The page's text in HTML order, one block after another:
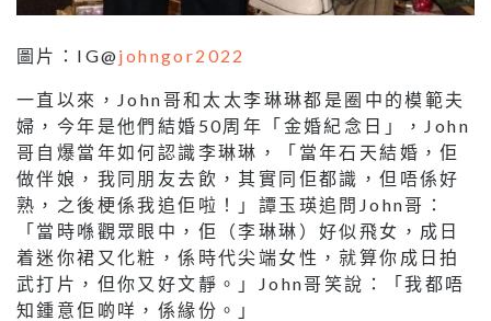
圖片：IG@ johngor2022
一直以來，John哥和太太李琳琳都是圈中的模範夫
婦，今年是他們結婚50周年「金婚紀念日」，John
哥自爆當年如何認識李琳琳，「當年石天結婚，佢
做伴娘，我同朋友去飲，其實同佢都識，但唔係好
熟，之後梗係我追佢啦！」譚玉瑛追問John哥：
「當時喺觀眾眼中，佢（李琳琳）好似飛女，成日
着迷你裙又化粧，係時代尖端女性，就算你成日拍
武打片，但你又好文靜。」John哥笑說：「我都唔
知鍾意佢啲咩，係緣份。」